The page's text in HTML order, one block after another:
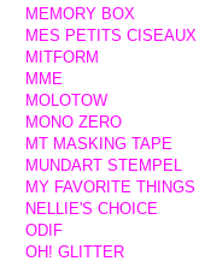
MEMORY BOX
MES PETITS CISEAUX
MITFORM
MME
MOLOTOW
MONO ZERO
MT MASKING TAPE
MUNDART STEMPEL
MY FAVORITE THINGS
NELLIE'S CHOICE
ODIF
OH! GLITTER